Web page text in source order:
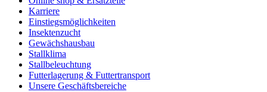
Karriere
Einstiegsmöglichkeiten
Insektenzucht
Gewächshausbau
Stallklima
Stallbeleuchtung
Futterlagerung & Futtertransport
Unsere Geschäftsbereiche